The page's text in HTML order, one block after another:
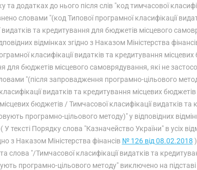
та додатках до нього після слів "код тимчасової
словами "(код Типової програмної класифікації
видатків та кредитування для бюджетів місцевого
відмінках згідно з Наказом Міністерства
класифікації видатків та кредитування
для бюджетів місцевого самоврядування, які не
"(після запровадження програмно-цільового
видатків та кредитування місцевих
бюджетів / Тимчасової класифікації видатків
програмно-цільового методу)" у відповідних
У тексті Порядку слова "Казначейство України" в усіх
з Наказом Міністерства фінансів № 126 від 08.02.2018
слова "/Тимчасової класифікації видатків та
програмно-цільового методу" виключено на підставі